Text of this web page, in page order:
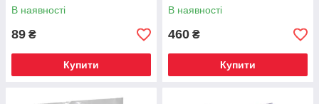
В наявності
89 ₴
Купити
В наявності
460 ₴
Купити